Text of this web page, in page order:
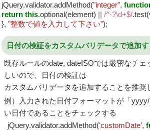
jQuery.validator.addMethod("integer",
return this.optional(element) || /^-?\d+$/
}, "整数で値を入力して下さい");
日付の検証をカスタムバリデータで追加す
既存ルールのdate, dateISOでは厳密なチェ
しいので、日付の検証は
カスタムバリデータを追加することを推奨
例）入力された日付フォーマットが「
い日付であることをチェックする
jQuery.validator.addMethod('customDate',